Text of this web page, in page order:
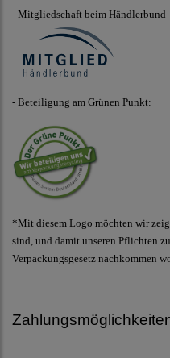
- Mitgliedschaft beim Händlerbund
- Beteiligung am Grünen Punkt:
*Mit diesem Logo möchten wir
sind, und damit unseren Pflichten
Verpackungsgesetz nachkommen